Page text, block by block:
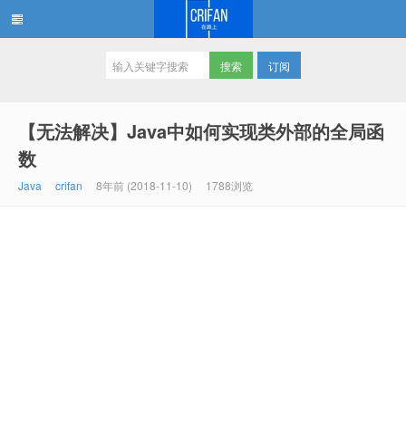
订阅
【无法解决】Java中如何实现类外部的全局函
数
Java crifan 8年前 (2018-11-10) 1788浏览